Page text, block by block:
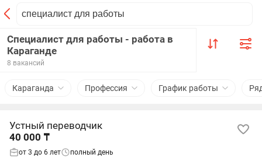
Специалист для работы - работа в
Караганде
8 вакансий
Караганда Профессия График работы
Устный переводчик
40 000 ₸
от 3 до 6 лет полный день